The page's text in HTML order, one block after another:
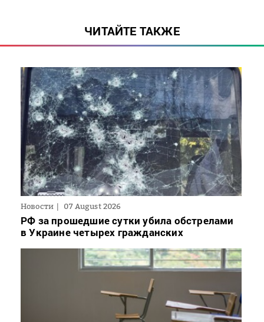
ЧИТАЙТЕ ТАКЖЕ
Новости 07 August 2026
РФ за прошедшие сутки убила обстрелами
в Украине четырех гражданских